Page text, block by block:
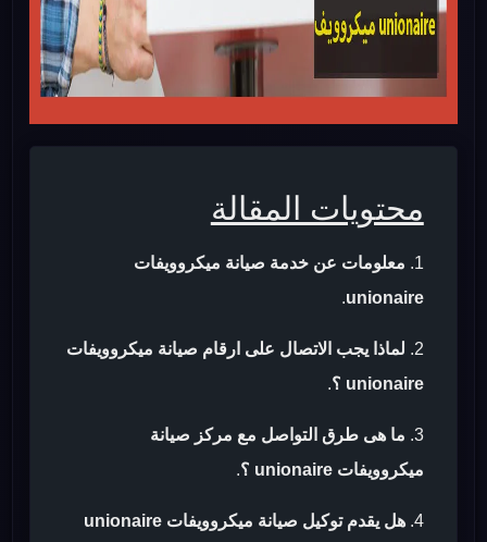
محتويات المقالة
معلومات عن خدمة صيانة ميكروويفات
unionaire
.
لماذا يجب الاتصال على ارقام صيانة ميكروويفات
unionaire ؟
.
ما هى طرق التواصل مع مركز صيانة
ميكروويفات unionaire ؟
.
هل يقدم توكيل صيانة ميكروويفات unionaire